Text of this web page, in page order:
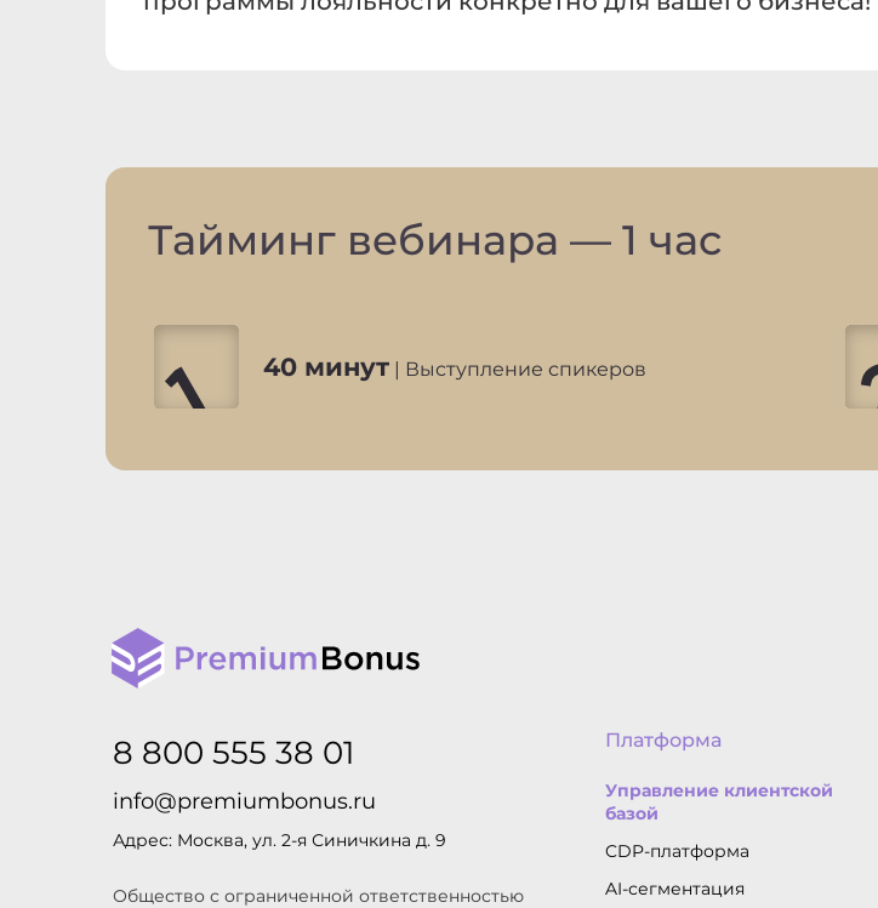
Тайминг вебинара — 1 час
40 минут | Выступление спикеров
8 800 555 38 01
info@premiumbonus.ru
Адрес: Москва, ул. 2-я Синичкина д. 9
Общество с ограниченной ответственностью
Платформа
Управление клиентской
базой
CDP-платформа
AI-сегментация